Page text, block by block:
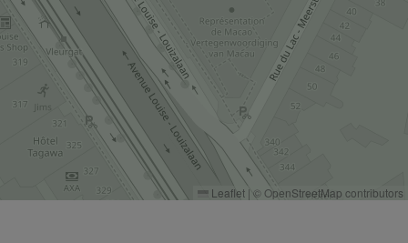
Leaflet | ©OpenStreetMap contributors